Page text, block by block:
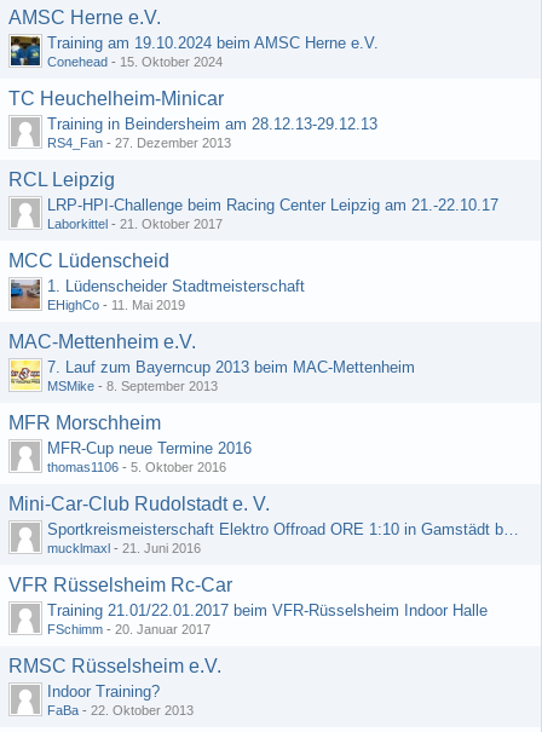
AMSC Herne e.V.
Training am 19.10.2024 beim AMSC Herne e.V.
Conehead - 15. Oktober 2024
TC Heuchelheim-Minicar
Training in Beindersheim am 28.12.13-29.12.13
RS4_Fan - 27. Dezember 2013
RCL Leipzig
LRP-HPI-Challenge beim Racing Center Leipzig am 21.-22.10.17
Laborkittel - 21. Oktober 2017
MCC Lüdenscheid
1. Lüdenscheider Stadtmeisterschaft
EHighCo - 11. Mai 2019
MAC-Mettenheim e.V.
7. Lauf zum Bayerncup 2013 beim MAC-Mettenheim
MSMike - 8. September 2013
MFR Morschheim
MFR-Cup neue Termine 2016
thomas1106 - 5. Oktober 2016
Mini-Car-Club Rudolstadt e. V.
Sportkreismeisterschaft Elektro Offroad ORE 1:10 in Gamstädt bei Erfurt, Outdoor mit Indoor Ausweichmöglichkeit!!!
mucklmaxl - 21. Juni 2016
VFR Rüsselsheim Rc-Car
Training 21.01/22.01.2017 beim VFR-Rüsselsheim Indoor Halle
FSchimm - 20. Januar 2017
RMSC Rüsselsheim e.V.
Indoor Training?
FaBa - 22. Oktober 2013